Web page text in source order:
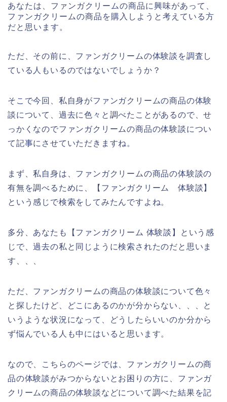
あなたは、ファンガクリームの商品に興味があって、
ファンガクリームの商品を購入しようと考えている方
だと思います。
ただ、その前に、ファンガクリームの体験談を調査し
ている人もいるのではないでしょうか？
そこで今回、私自身がファンガクリームの商品の体験
談について、過去に色々と調べたことがあるので、せ
っかくなのでファンガクリームの商品の体験談につい
て記事にさせていただきますね。
まず、私自身は、ファンガクリームの商品の体験談の
有無を調べるために、【ファンガクリーム 体験談】
という感じで検索をしてみたんですよね。
多分、あなたも【ファンガクリーム 体験談】という感
じで、過去の私と同じように検索されたのだと思いま
す、、、
ただ、ファンガクリームの商品の体験談について色々
と探したけど、どこにあるのかが分からない、、、と
いうような状況になって、どうしたらいいのか分から
ず悩んでいる人も中にはいると思います。
なので、こちらのページでは、ファンガクリームの商
品の体験談がみつからないとお困りの方に、ファンガ
クリームの商品の体験談などについて調べた結果を記